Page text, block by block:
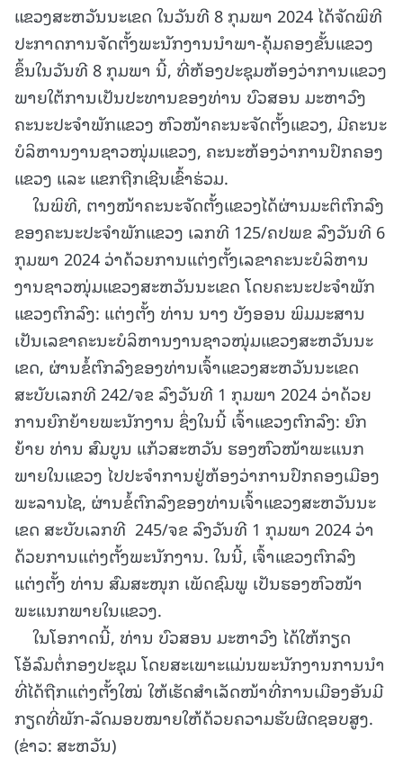
ແຂວງສະຫວັນນະເຂດ ໃນວັນທີ 8 ກຸມພາ 2024 ໄດ້ຈັດພິທີ
ປະກາດການຈັດຕັ້ງພະນັກງານນໍາພາ-ຄຸ້ມຄອງຂັ້ນແຂວງ
ຂຶ້ນໃນວັນທີ 8 ກຸມພາ ນີ້, ທີ່ຫ້ອງປະຊຸມຫ້ອງວ່າການແຂວງ
ພາຍໃຕ້ການເປັນປະທານຂອງທ່ານ ບົວສອນ ມະຫາວົງ
ຄະນະປະຈຳພັກແຂວງ ຫົວໜ້າຄະນະຈັດຕັ້ງແຂວງ, ມີຄະນະ
ບໍລິຫານງານຊາວໜຸ່ມແຂວງ, ຄະນະຫ້ອງວ່າການປົກຄອງ
ແຂວງ ແລະ ແຂກຖືກເຊີນເຂົ້າຮ່ວມ.
ໃນພິທີ, ຕາງໜ້າຄະນະຈັດຕັ້ງແຂວງໄດ້ຜ່ານມະຕິຕົກລົງ
ຂອງຄະນະປະຈຳພັກແຂວງ ເລກທີ 125/ຄປພຂ ລົງວັນທີ 6
ກຸມພາ 2024 ວ່າດ້ວຍການແຕ່ງຕັ້ງເລຂາຄະນະບໍລິຫານ
ງານຊາວໜຸ່ມແຂວງສະຫວັນນະເຂດ ໂດຍຄະນະປະຈຳພັກ
ແຂວງຕົກລົງ: ແຕ່ງຕັ້ງ ທ່ານ ນາງ ບັງອອນ ພິມມະສານ
ເປັນເລຂາຄະນະບໍລິຫານງານຊາວໜຸ່ມແຂວງສະຫວັນນະ
ເຂດ, ຜ່ານຂໍ້ຕົກລົງຂອງທ່ານເຈົ້າແຂວງສະຫວັນນະເຂດ
ສະບັບເລກທີ 242/ຈຂ ລົງວັນທີ 1 ກຸມພາ 2024 ວ່າດ້ວຍ
ການຍົກຍ້າຍພະນັກງານ ຊຶ່ງໃນນີ້ ເຈົ້າແຂວງຕົກລົງ: ຍົກ
ຍ້າຍ ທ່ານ ສົມບູນ ແກ້ວສະຫວັນ ຮອງຫົວໜ້າພະແນກ
ພາຍໃນແຂວງ ໄປປະຈຳການຢູ່ຫ້ອງວ່າການປົກຄອງເມືອງ
ພະລານໄຊ, ຜ່ານຂໍ້ຕົກລົງຂອງທ່ານເຈົ້າແຂວງສະຫວັນນະ
ເຂດ ສະບັບເລກທີ 245/ຈຂ ລົງວັນທີ 1 ກຸມພາ 2024 ວ່າ
ດ້ວຍການແຕ່ງຕັ້ງພະນັກງານ. ໃນນີ້, ເຈົ້າແຂວງຕົກລົງ
ແຕ່ງຕັ້ງ ທ່ານ ສົມສະໜຸກ ເພັດຊົມພູ ເປັນຮອງຫົວໜ້າ
ພະແນກພາຍໃນແຂວງ.
ໃນໂອກາດນີ້, ທ່ານ ບົວສອນ ມະຫາວົງ ໄດ້ໃຫ້ກຽດ
ໂອ້ລົມຕໍ່ກອງປະຊຸມ ໂດຍສະເພາະແມ່ນພະນັກງານການນຳ
ທີ່ໄດ້ຖືກແຕ່ງຕັ້ງໃໝ່ ໃຫ້ເຮັດສຳເລັດໜ້າທີ່ການເມືອງອັນມີ
ກຽດທີ່ພັກ-ລັດມອບໝາຍໃຫ້ດ້ວຍຄວາມຮັບຜິດຊອບສູງ.
(ຂ່າວ: ສະຫວັນ)